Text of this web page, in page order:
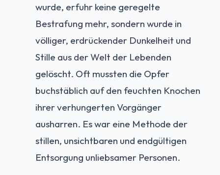
wurde, erfuhr keine geregelte
Bestrafung mehr, sondern wurde in
völliger, erdrückender Dunkelheit und
Stille aus der Welt der Lebenden
gelöscht. Oft mussten die Opfer
buchstäblich auf den feuchten Knochen
ihrer verhungerten Vorgänger
ausharren. Es war eine Methode der
stillen, unsichtbaren und endgültigen
Entsorgung unliebsamer Personen.